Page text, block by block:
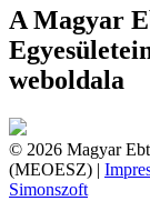
A Magyar
weboldala
© 2026 Magyar
(MEOESZ) |
Simonszoft